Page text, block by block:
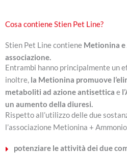
Cosa contiene Stien Pet Line?
Stien Pet Line contiene Metionina
associazione.
Entrambi hanno principalmente un
inoltre, la Metionina promuove
metaboliti ad azione antisettica e
un aumento della diuresi.
Rispetto all’utilizzo delle due
l’associazione Metionina +
potenziare le attività dei due